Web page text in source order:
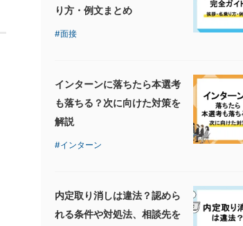
り方・例文まとめ
面接
インターンに落ちたら本選考
も落ちる？次に向けた対策を
解説
インターン
内定取り消しは違法？認めら
れる条件や対処法、相談先を